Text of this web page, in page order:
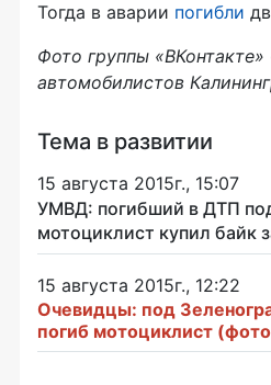
Тогда в аварии погибли
Фото группы
автомобилистов
Тема в развитии
15 августа 2015г., 15:07
УМВД: погибший в ДТП
мотоциклист купил байк
15 августа 2015г., 12:22
Очевидцы: под
погиб мотоциклист